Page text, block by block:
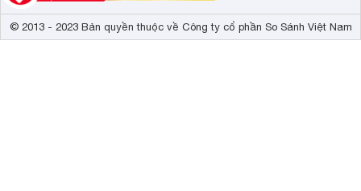
© 2013 - 2023 Bản quyền thuộc về Công ty cổ phần So Sánh Việt Nam